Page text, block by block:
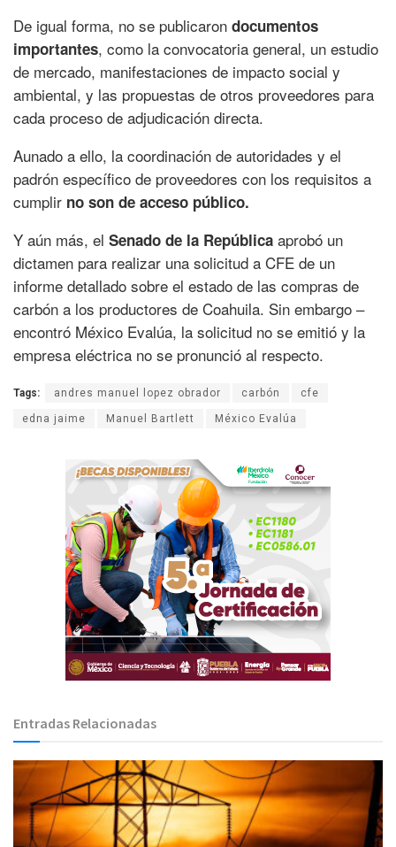
De igual forma, no se publicaron documentos
importantes, como la convocatoria general, un estudio
de mercado, manifestaciones de impacto social y
ambiental, y las propuestas de otros proveedores para
cada proceso de adjudicación directa.
Aunado a ello, la coordinación de autoridades y el
padrón específico de proveedores con los requisitos a
cumplir no son de acceso público.
Y aún más, el Senado de la República aprobó un
dictamen para realizar una solicitud a CFE de un
informe detallado sobre el estado de las compras de
carbón a los productores de Coahuila. Sin embargo –
encontró México Evalúa, la solicitud no se emitió y la
empresa eléctrica no se pronunció al respecto.
Tags: andres manuel lopez obrador carbón cfe
edna jaime Manuel Bartlett México Evalúa
Entradas Relacionadas